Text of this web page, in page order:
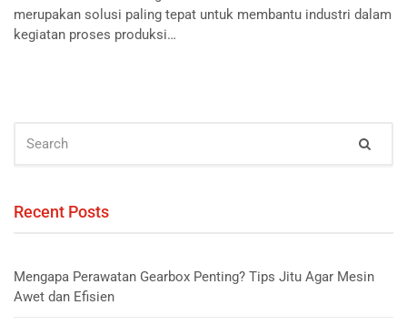
REDUCERS
merupakan solusi paling tepat untuk membantu industri dalam
kegiatan proses produksi…
FOR:
Recent Posts
Mengapa Perawatan Gearbox Penting? Tips Jitu Agar Mesin
Awet dan Efisien